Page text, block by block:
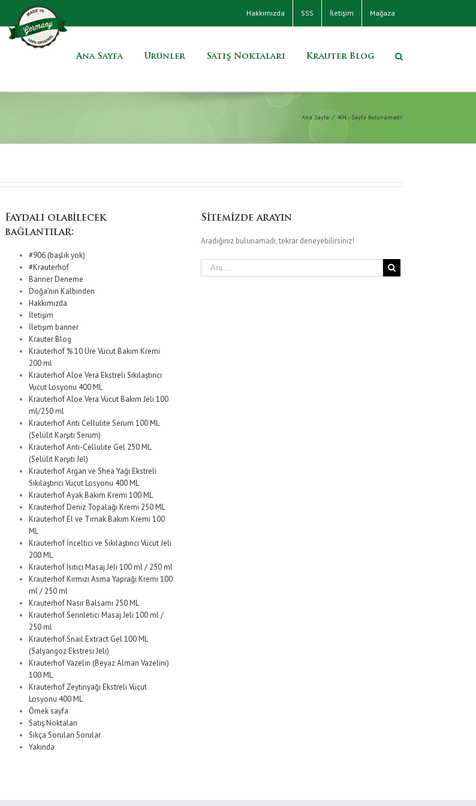
Hakkımızda SSS İletişim Mağaza
Ana Sayfa Ürünler Satış Noktaları Krauter Blog
Ana Sayfa / 404 - Sayfa bulunamadı!
Faydalı olabilecek
bağlantılar:
#906 (başlık yok)
#Krauterhof
Banner Deneme
Doğa’nın Kalbinden
Hakkımızda
İletişim
İletişim banner
Krauter Blog
Krauterhof % 10 Üre Vücut Bakım Kremi
200 ml
Krauterhof Aloe Vera Ekstreli Sıkılaştırıcı
Vucut Losyonu 400 ML
Krauterhof Aloe Vera Vücut Bakım Jeli 100
ml/250 ml
Krauterhof Anti Cellulite Serum 100 ML
(Selülit Karşıtı Serum)
Krauterhof Anti-Cellulite Gel 250 ML
(Selülit Karşıtı Jel)
Krauterhof Argan ve Shea Yağı Ekstreli
Sıkılaştırıcı Vücut Losyonu 400 ML
Krauterhof Ayak Bakım Kremi 100 ML
Krauterhof Deniz Topalağı Kremi 250 ML
Krauterhof El ve Tırnak Bakım Kremi 100
ML
Krauterhof İnceltici ve Sıkılaştırıcı Vücut Jeli
200 ML
Krauterhof Isıtıcı Masaj Jeli 100 ml / 250 ml
Krauterhof Kırmızı Asma Yaprağı Kremi 100
ml / 250 ml
Krauterhof Nasır Balsamı 250 ML
Krauterhof Serinletici Masaj Jeli 100 ml /
250 ml
Krauterhof Snail Extract Gel 100 ML
(Salyangoz Ekstresi Jeli)
Krauterhof Vazelin (Beyaz Alman Vazelini)
100 ML
Krauterhof Zeytinyağı Ekstreli Vücut
Losyonu 400 ML
Örnek sayfa
Satış Noktaları
Sıkça Sorulan Sorular
Yakında
Sitemizde arayın
Aradığınız bulunamadı, tekrar deneyebilirsiniz!